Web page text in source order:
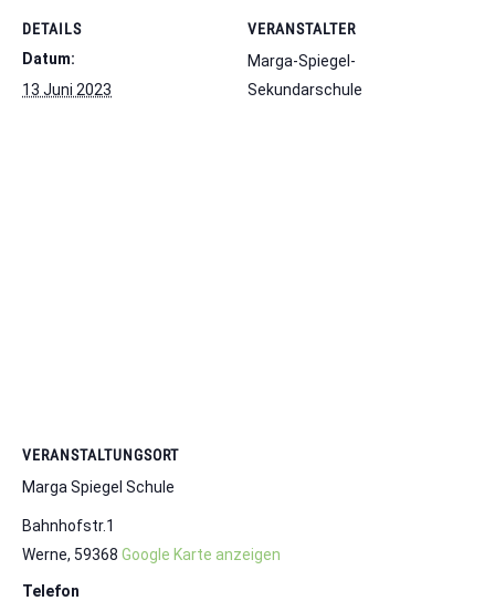
DETAILS
Datum:
13 Juni 2023
VERANSTALTER
Marga-Spiegel-
Sekundarschule
VERANSTALTUNGSORT
Marga Spiegel Schule
Bahnhofstr.1
Werne, 59368 Google Karte anzeigen
Telefon